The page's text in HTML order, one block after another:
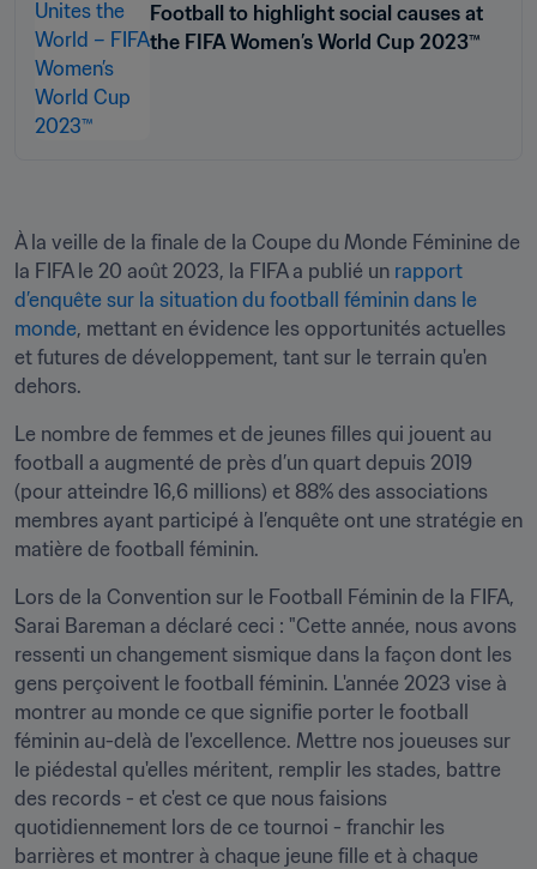
Football to highlight social causes at
the FIFA Women’s World Cup 2023™
À la veille de la finale de la Coupe du Monde Féminine de
la FIFA le 20 août 2023, la FIFA a publié un rapport
d’enquête sur la situation du football féminin dans le
monde, mettant en évidence les opportunités actuelles
et futures de développement, tant sur le terrain qu'en
dehors.
Le nombre de femmes et de jeunes filles qui jouent au
football a augmenté de près d’un quart depuis 2019
(pour atteindre 16,6 millions) et 88% des associations
membres ayant participé à l’enquête ont une stratégie en
matière de football féminin.
Lors de la Convention sur le Football Féminin de la FIFA,
Sarai Bareman a déclaré ceci : "Cette année, nous avons
ressenti un changement sismique dans la façon dont les
gens perçoivent le football féminin. L'année 2023 vise à
montrer au monde ce que signifie porter le football
féminin au-delà de l'excellence. Mettre nos joueuses sur
le piédestal qu'elles méritent, remplir les stades, battre
des records - et c'est ce que nous faisions
quotidiennement lors de ce tournoi - franchir les
barrières et montrer à chaque jeune fille et à chaque